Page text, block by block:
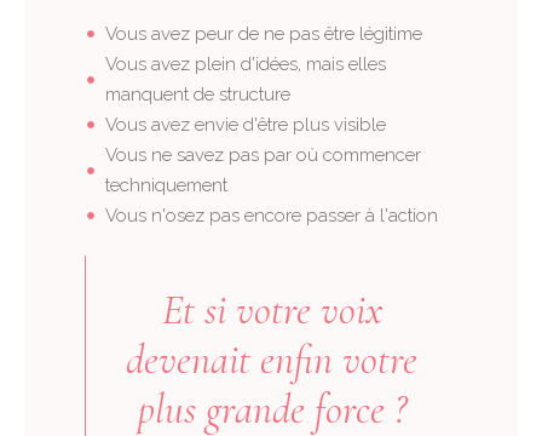
Vous avez peur de ne pas être légitime
Vous avez plein d'idées, mais elles
manquent de structure
Vous avez envie d'être plus visible
Vous ne savez pas par où commencer
techniquement
Vous n'osez pas encore passer à l'action
Et si votre voix
devenait enfin votre
plus grande force ?